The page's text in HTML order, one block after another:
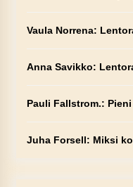
Vaula Norrena:
Anna Savikko:
Pauli Fallstrom.:
Juha Forsell: Miksi